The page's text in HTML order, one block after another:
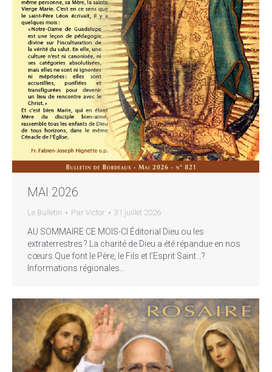
MAI 2026
Le Bulletin Par Victor 31 juillet 2026
AU SOMMAIRE CE MOIS-CI Éditorial Dieu ou les
extraterrestres ? La charité de Dieu a été répandue en nos
cœurs Que font le Père, le Fils et l’Esprit Saint…?
Informations régionales…